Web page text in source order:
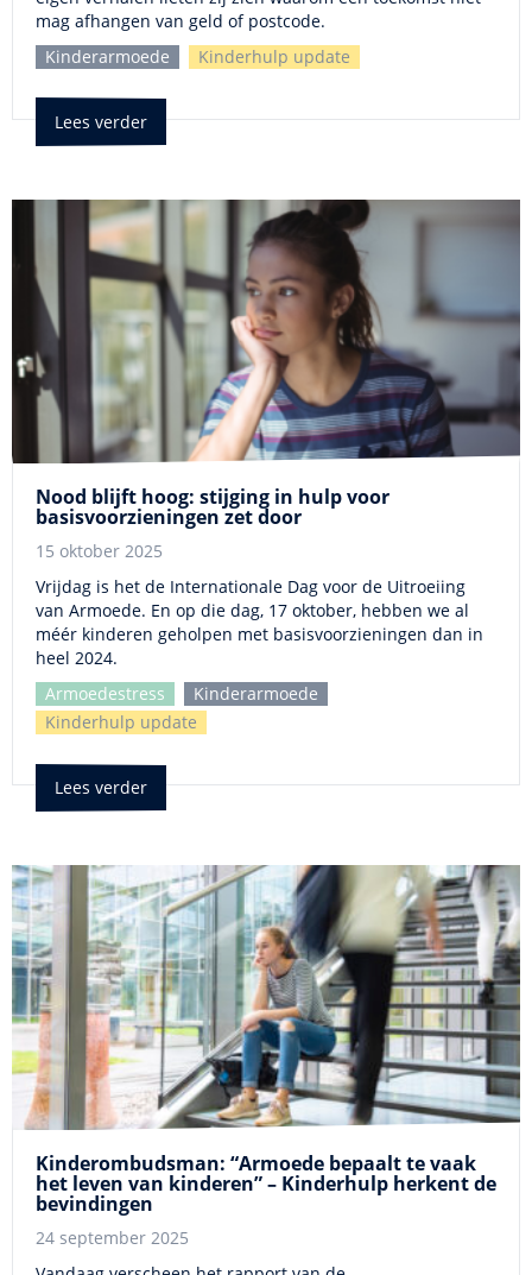
mag afhangen van geld of postcode.
Kinderarmoede
Kinderhulp update
Lees verder
Nood blijft hoog: stijging in hulp voor
basisvoorzieningen zet door
15 oktober 2025
Vrijdag is het de Internationale Dag voor de Uitroeiing
van Armoede. En op die dag, 17 oktober, hebben we al
méér kinderen geholpen met basisvoorzieningen dan in
heel 2024.
Armoedestress
Kinderarmoede
Kinderhulp update
Lees verder
Kinderombudsman: “Armoede bepaalt te vaak
het leven van kinderen” – Kinderhulp herkent de
bevindingen
24 september 2025